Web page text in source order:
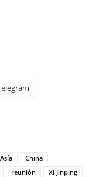
Asía
China
reunión Xi Jinping